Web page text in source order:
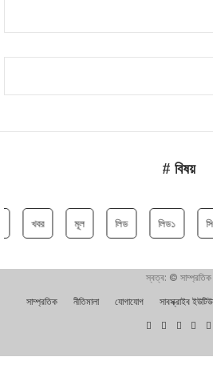
# বিষয়
খবর মূল লিড লিড১
স্বত্ব: © সাম্প্রতিক
সাম্প্রতিক নীতিমালা যোগাযোগ সাবস্ক্রাইব